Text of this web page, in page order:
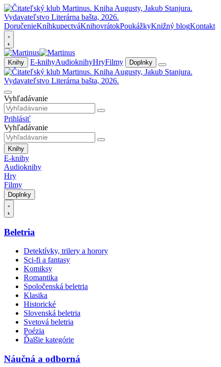
DoručenieKníhkupectváKnihovrátokPoukážkyKnižný blogKontakt
Knihy E-knihyAudioknihyHryFilmy Doplnky
Vyhľadávanie
Prihlásiť
Vyhľadávanie
Knihy
E-knihy
Audioknihy
Hry
Filmy
Doplnky
Beletria
Detektívky, trilery a horory
Sci-fi a fantasy
Komiksy
Romantika
Spoločenská beletria
Klasika
Historické
Slovenská beletria
Svetová beletria
Poézia
Ďalšie kategórie
Náučná a odborná